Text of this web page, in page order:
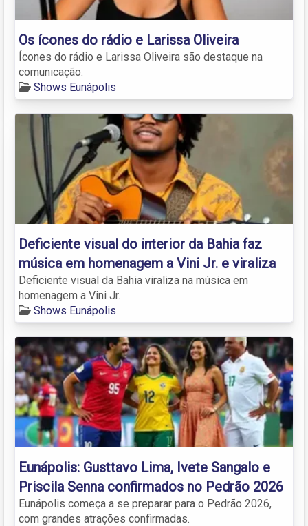
Os ícones do rádio e Larissa Oliveira
Ícones do rádio e Larissa Oliveira são destaque na
comunicação.
Shows Eunápolis
Deficiente visual do interior da Bahia faz
música em homenagem a Vini Jr. e viraliza
Deficiente visual da Bahia viraliza na música em
homenagem a Vini Jr.
Shows Eunápolis
Eunápolis: Gusttavo Lima, Ivete Sangalo e
Priscila Senna confirmados no Pedrão 2026
Eunápolis começa a se preparar para o Pedrão 2026,
com grandes atrações confirmadas.